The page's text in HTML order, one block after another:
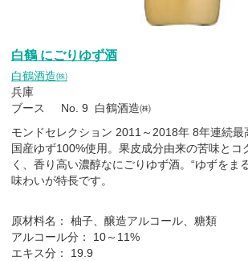
白鶴 にごりゆず酒
白鶴酒造㈱
兵庫
ブース No. 9 白鶴酒造㈱
モンドセレクション 2011～2018年 8年連続最
国産ゆず100%使用。果皮成分由来の苦味とコ
く、香り高い濃醇なにごりゆず酒。“ゆずをま
味わいが特長です。
原材料名： 柚子、醸造アルコール、糖類
アルコール分： 10～11%
エキス分： 19.9